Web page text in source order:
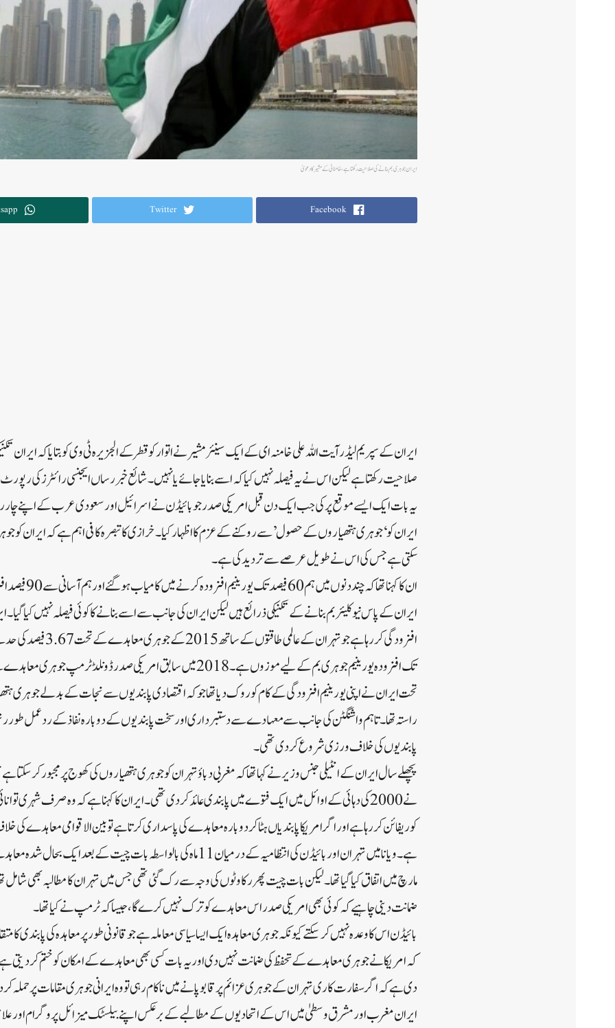
ایران جوہری بم بنانے کی صلاحیت رکھتا ہے، خامنائی کے مشیر کا دعویٰ
Facebook
Twitter
ایران کے سپریم لیڈر آیت اللہ علی خامنہ ای کے ایک سینئر مشیر نے اتوار کو قطر کے الجزیرہ ٹی وی کو بتایا کہ ایران
صلاحیت رکھتا ہے لیکن اس نے یہ فیصلہ نہیں کیا کہ اسے بنایا جائے یا نہیں۔ شائع خبر رساں ایجنسی رائٹرز کی
یہ بات ایک ایسے موقع پر کی جب ایک دن قبل امریکی صدر جو بائیڈن نے اسرائیل اور سعودی عرب کے اپنے
ایران کو ‘جوہری ہتھیاروں کے حصول’ سے روکنے کے عزم کا اظہار کیا۔خرازی کا تبصرہ کافی اہم ہے کہ ایران کو
سکتی ہے جس کی اس نے طویل عرصے سے تردید کی ہے۔
ان کا کہنا تھا کہ چند
تک افزودہ یورینیم جوہری بم کے لیے موزوں ہے۔2018 میں سابق امریکی صدر
تحت ایران نے اپنی یورینیم افزودگی کے کام کو روک دیا تھا جو کہ اقتصادی پابندیوں سے نجات کے بدلے جوہری
راستہ تھا۔تاہم واشنگٹن کی جانب سے معہادے سے دستبرداری اور سخت پابندیوں کے دوبارہ نفاذ کے ردعمل
پابندیوں کی خلاف ورزی شروع کر دی تھی۔
پچھلے سال ایران کے انٹیلی جنس وزیر نے کہا تھا کہ مغربی دباؤ تہران کو جوہری ہتھیاروں کی کھوج پر مجبور کر
نے 2000 کی دہائی کے اوائل میں ایک فتوے میں پابندی عائد کر دی تھی۔ایران کا کہنا ہے کہ وہ صرف شہری
کو ریفائن کر رہا ہے اور اگر امریکا پابندیاں ہٹا کر دوبارہ معاہدے کی پاسداری کرتا ہے تو بین الاقوامی معاہدے
ہے۔ویانا میں تہران اور بائیڈن کی انتظامیہ کے درمیان 11 ماہ کی بالواسطہ بات چیت کے
مارچ میں اتفاق کیا گیا تھا۔لیکن بات چیت پھر رکاوٹوں کی وجہ سے رک گئی تھی جس میں تہران کا مطالبہ بھی شامل
ضمانت دینی چاہیے کہ کوئی بھی امریکی صدر اس معاہدے کو ترک نہیں کرے گا، جیسا کہ ٹرمپ نے کیا تھا۔
بائیڈن اس کا وعدہ نہیں کر سکتے کیونکہ جوہری معاہدہ ایک ایسا سیاسی معاملہ ہے جو قانونی طور پر معاہدہ کی پابندی
کہ امریکا نے جوہری معاہدے کے تحفظ کی ضمانت نہیں دی اور یہ بات کسی بھی معاہدے کے امکان کو ختم کر
دی ہے کہ اگر سفارت کاری تہران کے جوہری عزائم پر قابو پانے میں ناکام رہی تو وہ ایرانی جوہری مقامات پر
ایران مغرب اور مشرق وسطیٰ میں اس کے اتحادیوں کے مطالبے کے برعکس اپنے بیلسٹک میزائل پروگرام اور